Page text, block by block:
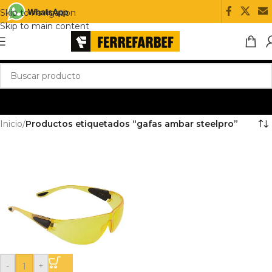
Skip to navigation
Skip to main content
Inicio/Productos etiquetados “gafas ambar steelpro”
- +